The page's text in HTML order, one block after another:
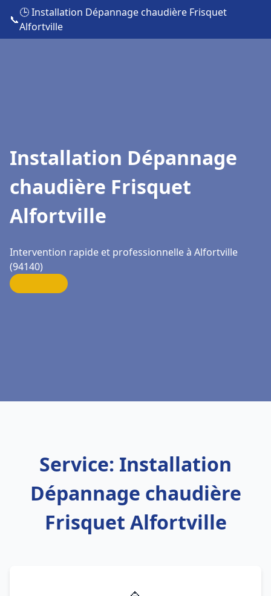
📞
🕒 Installation Dépannage chaudière Frisquet
Alfortville
Installation Dépannage
chaudière Frisquet
Alfortville
Intervention rapide et professionnelle à Alfortville
(94140)
Service: Installation
Dépannage chaudière
Frisquet Alfortville